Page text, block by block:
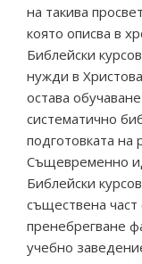
на такива
която описва в
Библейски
нужди в
остава
систематично
подготовката на
Същевременно
Библейски
съществена
пренебрегване
учебно